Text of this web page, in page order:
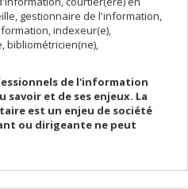
gestionnaire de l'information,
indexeur(e),
bibliométricien(ne),
de l'information
et de ses enjeux. La
est un enjeu de société
ou dirigeante ne peut